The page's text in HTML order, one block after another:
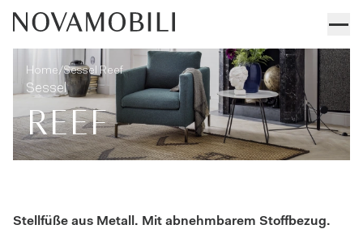
Sessel Reef
Home/Sessel Reef
Sessel
REEF
Stellfüße aus Metall. Mit abnehmbarem Stoffbezug.